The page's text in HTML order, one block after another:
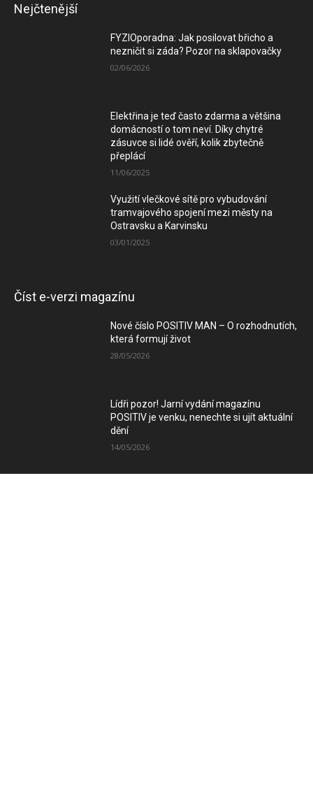
Nejčtenější
FYZIOporadna: Jak posilovat břicho a
nezničit si záda? Pozor na sklapovačky
02/06/2026
Elektřina je teď často zdarma a většina
domácností o tom neví. Díky chytré
zásuvce si lidé ověří, kolik zbytečně
přeplácí
11/06/2025
Využití vlečkové sítě pro vybudování
tramvajového spojení mezi městy na
Ostravsku a Karvinsku
03/01/2025
Číst e-verzi magazínu
Nové číslo POSITIV MAN – O rozhodnutích,
která formují život
28/05/2026
Lídři pozor! Jarní vydání magazínu
POSITIV je venku, nenechte si ujít aktuální
dění
14/05/2026